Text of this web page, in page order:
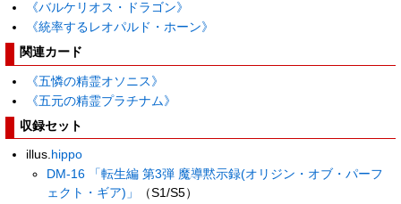
《バルケリオス・ドラゴン》
《統率するレオパルド・ホーン》
関連カード
《五憐の精霊オソニス》
《五元の精霊プラチナム》
収録セット
illus. hippo
DM-16 「転生編 第3弾 魔導黙示録(オリジン・オブ・パーフ
ェクト・ギア)」
（S1/S5）